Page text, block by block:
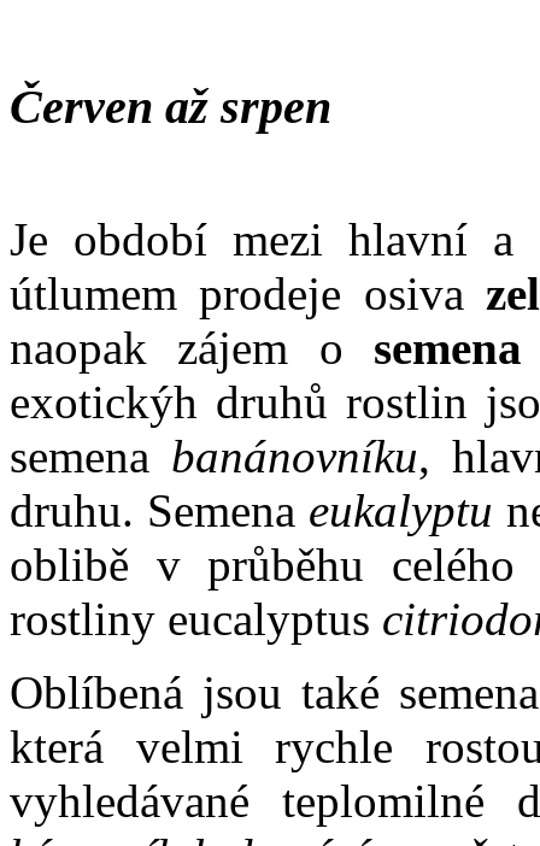
Červen až srpen
Je období mezi hlavní a
útlumem prodeje osiva
naopak zájem o
exotickýh druhů rostlin
semena banánovníku,
druhu. Semena eukalyptu
oblibě v průběhu
rostliny eucalyptus
Oblíbená jsou také
která velmi rychle
vyhledávané